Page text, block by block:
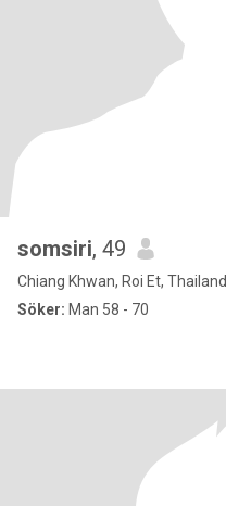
somsiri, 49
Chiang Khwan, Roi Et, Thailand
Söker: Man 58 - 70